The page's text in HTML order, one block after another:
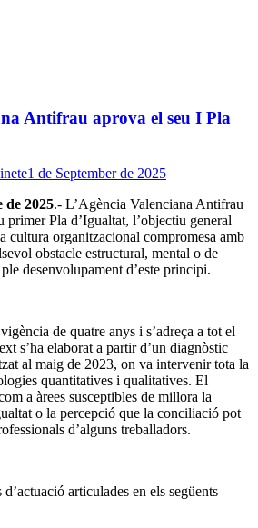
Antifrau aprova el seu I Pla
1 de September de 2025
de 2025.- L’Agència Valenciana Antifrau
Pla d’Igualtat, l’objectiu general
cultura organitzacional compromesa amb
obstacle estructural, mental o de
desenvolupament d’este principi.
de quatre anys i s’adreça a tot el
s’ha elaborat a partir d’un diagnòstic
al maig de 2023, on va intervenir tota la
quantitatives i qualitatives. El
a àrees susceptibles de millora la
o la percepció que la conciliació pot
d’alguns treballadors.
articulades en els següents